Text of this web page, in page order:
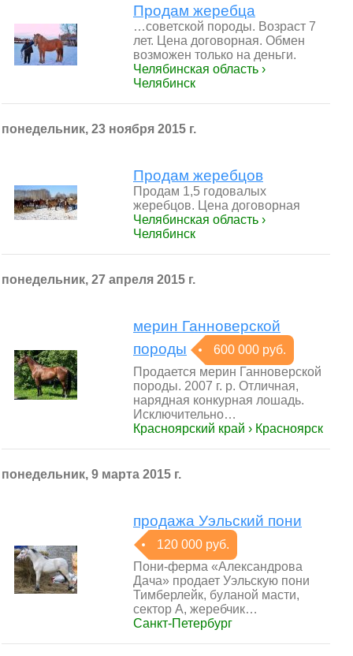
Продам жеребца
…советской породы. Возраст 7
лет. Цена договорная. Обмен
возможен только на деньги.
Челябинская область ›
Челябинск
понедельник, 23 ноября 2015 г.
Продам жеребцов
Продам 1,5 годовалых
жеребцов. Цена договорная
Челябинская область ›
Челябинск
понедельник, 27 апреля 2015 г.
мерин Ганноверской
породы
600 000 руб.
Продается мерин Ганноверской
породы. 2007 г. р. Отличная,
нарядная конкурная лошадь.
Исключительно…
Красноярский край › Красноярск
понедельник, 9 марта 2015 г.
продажа Уэльский пони
120 000 руб.
Пони-ферма «Александрова
Дача» продает Уэльскую пони
Тимберлейк, буланой масти,
сектор А, жеребчик…
Санкт-Петербург